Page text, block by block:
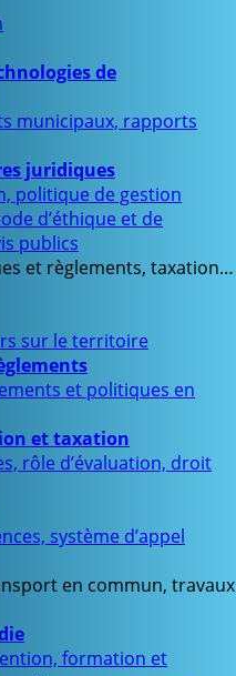
de
municipaux, rapports
juridiques
politique de gestion
d’éthique et de
publics
et règlements, taxation…
sur le territoire
et politiques en
et taxation
rôle d’évaluation, droit
système d’appel
en commun, travaux
formation et